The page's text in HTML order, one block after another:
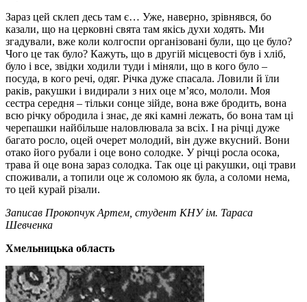
Зараз цей склеп десь там є… Уже, наверно, зрівнявся, бо
казали, що на церковні свята там якісь духи ходять. Ми
згадували, вже коли колгоспи організовані були, що це було?
Чого це так було? Кажуть, що в другій місцевості був і хліб,
було і все, звідки ходили туди і міняли, що в кого було –
посуда, в кого речі, одяг. Річка дуже спасала. Ловили й їли
раків, ракушки і видирали з них оце м’ясо, мололи. Моя
сестра середня – тільки сонце зійде, вона вже бродить, вона
всю річку обродила і знає, де які камні лежать, бо вона там ці
черепашки найбільше наловлювала за всіх. І на річці дуже
багато росло, оцей очерет молодий, він дуже вкусний. Вони
отако його рубали і оце воно солодке. У річці росла осока,
трава й оце вона зараз солодка. Так оце ці ракушки, оці трави
споживали, а топили оце ж соломою як була, а соломи нема,
то цей курай різали.
Записав Прокопчук Артем, студент КНУ ім. Тараса
Шевченка
Хмельницька область